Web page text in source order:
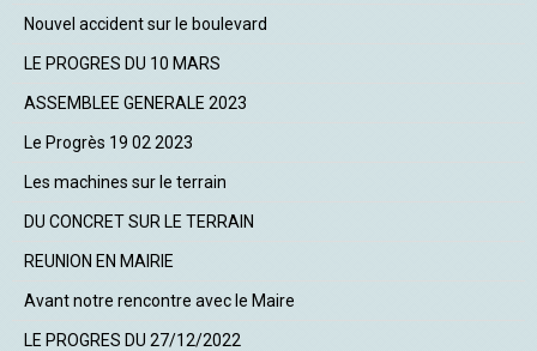
Nouvel accident sur le boulevard
LE PROGRES DU 10 MARS
ASSEMBLEE GENERALE 2023
Le Progrès 19 02 2023
Les machines sur le terrain
DU CONCRET SUR LE TERRAIN
REUNION EN MAIRIE
Avant notre rencontre avec le Maire
LE PROGRES DU 27/12/2022